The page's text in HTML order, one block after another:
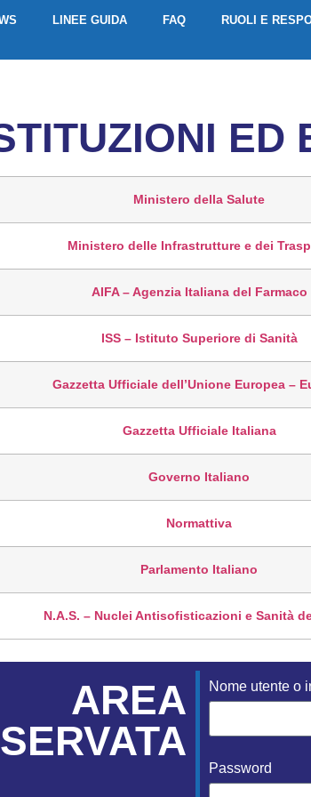
LINEE GUIDA FAQ RUOLI E
ED
Ministero della Salute
Ministero delle Infrastrutture e dei
AIFA – Agenzia Italiana del Farmaco
ISS – Istituto Superiore di Sanità
Gazzetta Ufficiale dell’Unione Europea –
Gazzetta Ufficiale Italiana
Governo Italiano
Normattiva
Parlamento Italiano
N.A.S. – Nuclei Antisofisticazioni e Sanità
AREA
Nome utente o
Password